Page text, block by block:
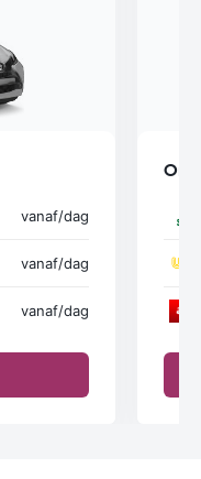
vanaf/dag
vanaf/dag
vanaf/dag